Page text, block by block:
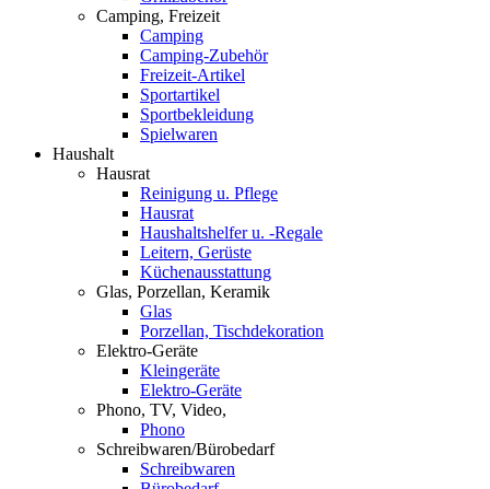
Camping, Freizeit
Camping
Camping-Zubehör
Freizeit-Artikel
Sportartikel
Sportbekleidung
Spielwaren
Haushalt
Hausrat
Reinigung u. Pflege
Hausrat
Haushaltshelfer u. -Regale
Leitern, Gerüste
Küchenausstattung
Glas, Porzellan, Keramik
Glas
Porzellan, Tischdekoration
Elektro-Geräte
Kleingeräte
Elektro-Geräte
Phono, TV, Video,
Phono
Schreibwaren/Bürobedarf
Schreibwaren